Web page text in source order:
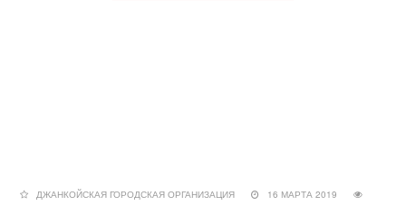
ДЖАНКОЙСКАЯ ГОРОДСКАЯ ОРГАНИЗАЦИЯ
16 МАРТА 2019